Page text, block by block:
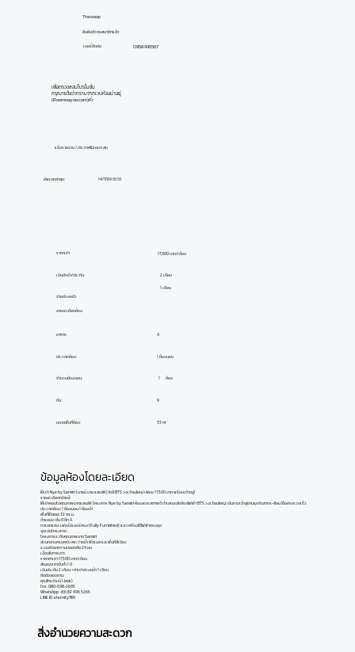
Thanasap
เบอร์ติดต่อ:
ยืนยันตัวตนสมาชิกแล้ว
อัพเดทล่าสุด: 14/7/69 16:10
0958945567
เพื่อตรวจสอบโปรโมชั่น
กรุณาแจ้งว่าทราบจากเวปห้องน่าอยู่
(Roomnayoo.com)ค่ะ
แจ้งรายงาน / ประกาศไม่เหมาะสม
ข้อมูลห้องโดยละเอียด
ให้เช่า Nye by Sansiri (นายน์ บาย แสนสิริ) ใกล้ BTS วงเวียนใหญ่ เพียง 17,500 บาท พร้อมเข้าอยู่!
รายละเอียดทรัพย์:
ให้เช่าคอนโดคุณภาพจากแสนสิริ โครงการ Nye by Sansiri ห้องสวย สภาพดี ทำเลทองใกล้รถไฟฟ้า BTS วงเวียนใหญ่ เดินทางเข้าสู่ย่านธุรกิจสาทร-สีลม ได้อย่างรวดเร็ว
ประเภทห้อง:1 ห้องนอน 1 ห้องน้ำ
พื้นที่ใช้สอย:32 ตร.ม.
ตำแหน่ง:ชั้น 9 ตึก A
การตกแต่ง:เฟอร์นิเจอร์ครบ (Fully Furnished) และเครื่องใช้ไฟฟ้าครบชุด
จุดเด่นโครงการ:
โครงการระดับคุณภาพจาก Sansiri
ส่วนกลางครบครัน สระว่ายน้ำ ฟิตเนส และพื้นที่สีเขียว
ระบบรักษาความปลอดภัย 24 ชม.
เงื่อนไขการเช่า:
ราคาค่าเช่า 17,500 บาท/เดือน
สัญญาเช่าขั้นต่ำ 1 ปี
เงินประกัน 2 เดือน + ค่าเช่าล่วงหน้า 1 เดือน
ติดต่อสอบถาม:
คุณไกรวัฒน์ (Jack)
โทร: 080-598-2695
WhatsApp: +66 82 496 5265
LINE ID: eternity789
ลายละเอียดห้อง
อาคาร:
ประเภทห้อง:
จำนวนห้องนอน:
ชั้น:
ขนาดพื้นที่ห้อง:
A
1 ห้องนอน
1
9
33 m²
ห้อง
ราคาเช่า
เงินมัดจำ/ประกัน:
จ่ายล่วงหน้า:
17,000 บาท/เดือน
2 เดือน
1 เดือน
สิ่งอำนวยความสะดวก